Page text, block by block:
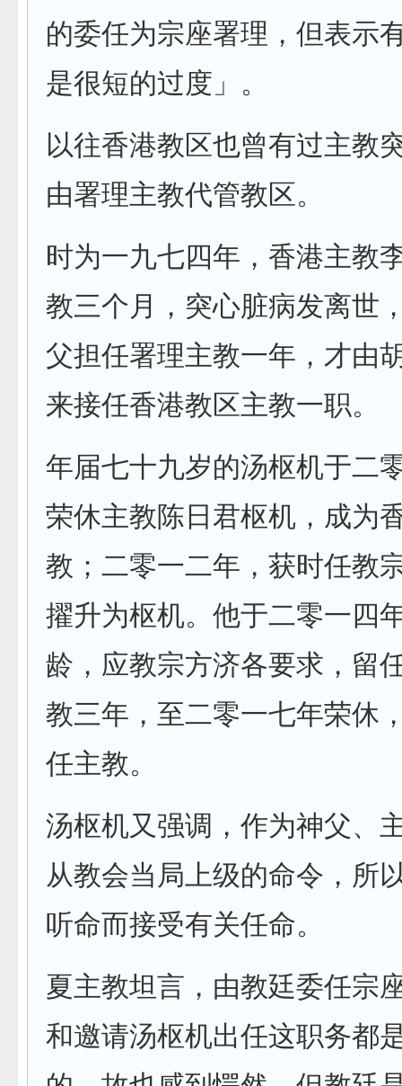
的委任为宗座署理，但表示
是很短的过度」。
以往香港教区也曾有过主教
由署理主教代管教区。
时为一九七四年，香港主教
教三个月，突心脏病发离世
父担任署理主教一年，才由
来接任香港教区主教一职。
年届七十九岁的汤枢机于二
荣休主教陈日君枢机，成为
教；二零一二年，获时任教
擢升为枢机。他于二零一四
龄，应教宗方济各要求，留
教三年，至二零一七年荣休
任主教。
汤枢机又强调，作为神父、
从教会当局上级的命令，所
听命而接受有关任命。
夏主教坦言，由教廷委任宗
和邀请汤枢机出任这职务都